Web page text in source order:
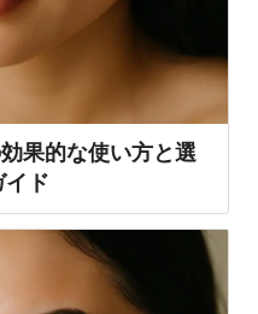
果的な使い方と選
イド